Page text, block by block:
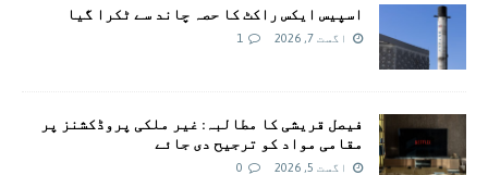
اسپیس ایکس راکٹ کا حصہ چاند سے ٹکرا گیا
اگست 7, 2026 1
فیصل قریشی کا مطالبہ: غیر ملکی پروڈکشنز پر
مقامی مواد کو ترجیح دی جائے
اگست 5, 2026 0